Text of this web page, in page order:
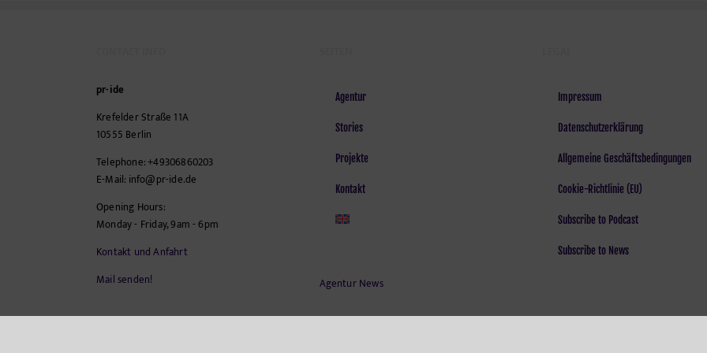
pr-ide
Krefelder Straße 11A
10555 Berlin
Telephone:+49306860203
E-Mail: info@pr-ide.de
Opening Hours:
Monday - Friday, 9am - 6pm
Kontakt und Anfahrt
Mail senden!
Agentur
Stories
Projekte
Kontakt
Agentur News
Impressum
Datenschutzerklärung
Allgemeine Geschäftsbedingungen
Cookie-Richtlinie (EU)
Subscribe to Podcast
Subscribe to News